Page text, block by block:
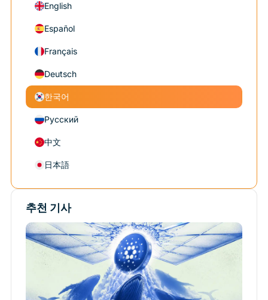
English
Español
Français
Deutsch
한국어
Русский
中文
日本語
추천 기사